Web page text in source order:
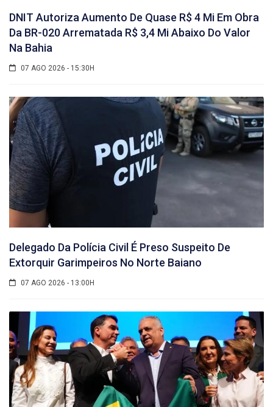
DNIT Autoriza Aumento De Quase R$ 4 Mi Em Obra
Da BR-020 Arrematada R$ 3,4 Mi Abaixo Do Valor
Na Bahia
07 AGO 2026 - 15:30H
Delegado Da Polícia Civil É Preso Suspeito De
Extorquir Garimpeiros No Norte Baiano
07 AGO 2026 - 13:00H